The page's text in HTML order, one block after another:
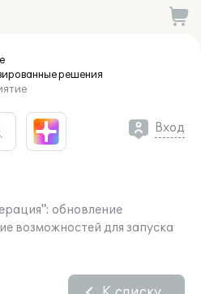
решения
Вход
обновление
возможностей для запуска